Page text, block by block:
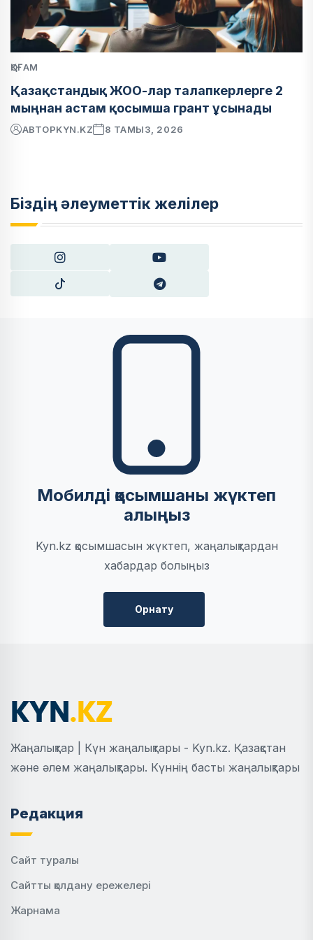
ҚОҒАМ
Қазақстандық ЖОО-лар талапкерлерге 2
мыңнан астам қосымша грант ұсынады
АВТОРKYN.KZ 8 ТАМЫЗ, 2026
Біздің әлеуметтік желілер
Мобилді қосымшаны жүктеп
алыңыз
Kyn.kz қосымшасын жүктеп, жаңалықтардан
хабардар болыңыз
Орнату
Жаңалықтар | Күн жаңалықтары - Kyn.kz. Қазақстан
және әлем жаңалықтары. Күннің басты жаңалықтары
Редакция
Сайт туралы
Сайтты қолдану ережелері
Жарнама